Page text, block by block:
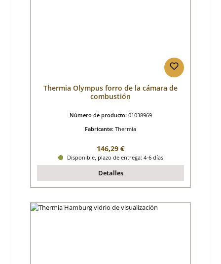
Thermia Olympus forro de la cámara de
combustión
Número de producto: 01038969
Fabricante: Thermia
Precio normal:
146,29 €
Disponible, plazo de entrega: 4-6 días
Detalles